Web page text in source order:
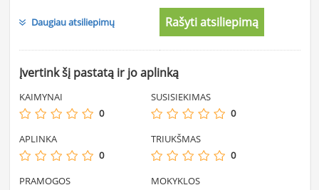
Daugiau atsiliepimų Rašyti atsiliepimą
Įvertink šį pastatą ir jo aplinką
KAIMYNAI
0
SUSISIEKIMAS
0
APLINKA
0
TRIUKŠMAS
0
PRAMOGOS
MOKYKLOS